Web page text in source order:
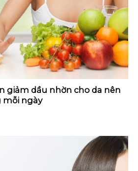
giảm dầu nhờn cho da nên
mỗi ngày